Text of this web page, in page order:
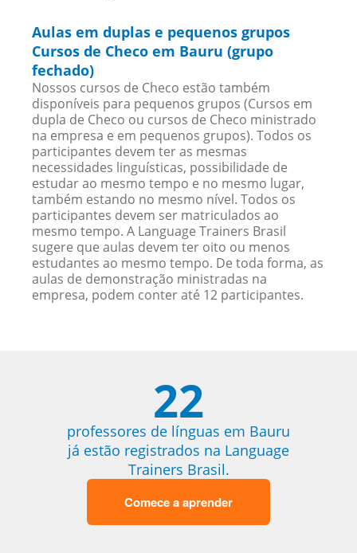
Aulas em duplas e pequenos grupos
Cursos de Checo em Bauru (grupo
fechado)
Nossos cursos de Checo estão também
disponíveis para pequenos grupos (Cursos em
dupla de Checo ou cursos de Checo ministrado
na empresa e em pequenos grupos). Todos os
participantes devem ter as mesmas
necessidades linguísticas, possibilidade de
estudar ao mesmo tempo e no mesmo lugar,
também estando no mesmo nível. Todos os
participantes devem ser matriculados ao
mesmo tempo. A Language Trainers Brasil
sugere que aulas devem ter oito ou menos
estudantes ao mesmo tempo. De toda forma, as
aulas de demonstração ministradas na
empresa, podem conter até 12 participantes.
22
professores de línguas em Bauru
já estão registrados na Language
Trainers Brasil.
Comece a aprender